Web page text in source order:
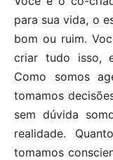
para sua vida, o
bom ou ruim.
criar tudo isso,
Como somos
tomamos
sem dúvida
realidade.
tomamos